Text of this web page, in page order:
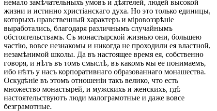
немало замѣчательныхъ умовъ и дѣятелей, людей высокой
жизни и истинно христіанскаго духа. Но это только единицы,
которыхъ нравственный характеръ и міровоззрѣніе
выработались, благодаря различнымъ случайнымъ
обстоятельствамъ. Съ монастырской жизнью они, большею
частію, вовсе незнакомы и никогда не проходили ея властной,
незамѣнимой школы. Да въ настоящее время ея, собственно
говоря, и нѣтъ въ томъ смыслѣ, въ какомъ мы ее понимаемъ,
ибо нѣтъ у насъ корпоративнаго образованнаго монашества.
Оскудѣніе въ этомъ отношеніи такъ велико, что есть
множество монастырей, и мужскихъ и женскихъ, гдѣ
настоятельствуютъ люди малограмотные и даже вовсе
безграмотные.